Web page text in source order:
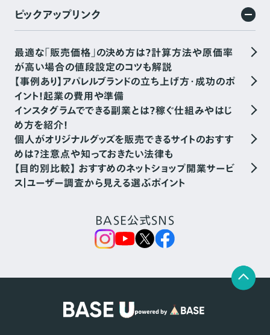
ピックアップリンク
最適な「販売価格」の決め方は？計算方法や原価率
が高い場合の値段設定のコツも解説
【事例あり】アパレルブランドの立ち上げ方・成功のポ
イント！起業の費用や準備
インスタグラムでできる副業とは？稼ぐ仕組みやはじ
め方を紹介！
個人がオリジナルグッズを販売できるサイトのおすす
めは？注意点や知っておきたい法律も
【目的別比較】 おすすめのネットショップ開業サービ
ス｜ユーザー調査から見える選ぶポイント
BASE公式SNS